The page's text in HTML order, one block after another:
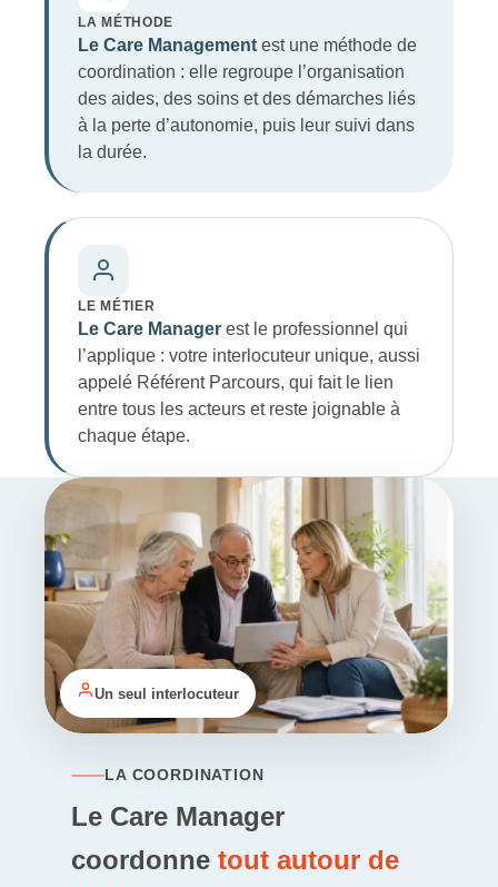
LA MÉTHODE
Le Care Management est une méthode de
coordination : elle regroupe l’organisation
des aides, des soins et des démarches liés
à la perte d’autonomie, puis leur suivi dans
la durée.
LE MÉTIER
Le Care Manager est le professionnel qui
l’applique : votre interlocuteur unique, aussi
appelé Référent Parcours, qui fait le lien
entre tous les acteurs et reste joignable à
chaque étape.
LA COORDINATION
Le Care Manager
coordonne tout autour de
Un seul interlocuteur